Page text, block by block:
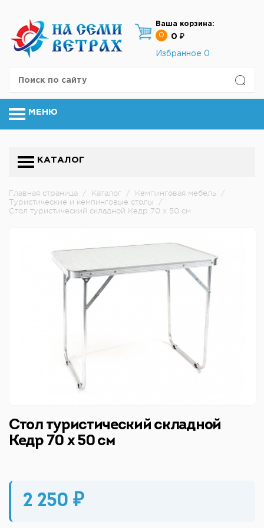
Ваша корзина:
0
0 ₽
Избранное 0
МЕНЮ
КАТАЛОГ
Главная страница / Каталог / Кемпинговая мебель
/
Туристические и кемпинговые столы
/
Стол туристический складной Кедр 70 х 50 см
Стол туристический складной
Кедр 70 х 50 см
2 250 ₽